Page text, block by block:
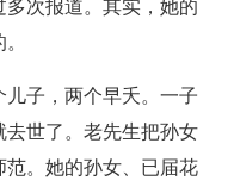
次报道。其实，她的
子，两个早夭。一子
世了。老先生把孙女
。她的孙女、已届花